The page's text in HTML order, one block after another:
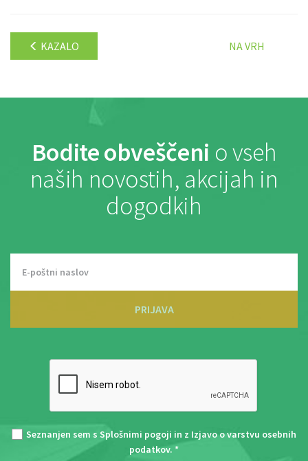
KAZALO NA VRH
Bodite obveščeni o vseh
naših novostih, akcijah in
dogodkih
PRIJAVA
Seznanjen sem s Splošnimi pogoji in z Izjavo o varstvu osebnih
podatkov. *